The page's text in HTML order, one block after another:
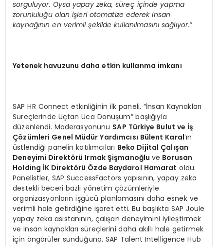
sorguluyor. Oysa yapay zeka, süreç içinde yapma
zorunluluğu olan işleri otomatize ederek insan
kaynağının en verimli şekilde kullanılmasını sağlıyor.”
Yetenek havuzunu daha etkin kullanma imkanı
SAP HR Connect etkinliğinin ilk paneli, “İnsan Kaynakları
Süreçlerinde Uçtan Uca Dönüşüm” başlığıyla
düzenlendi. Moderasyonunu SAP Türkiye Bulut ve İş
Çözümleri Genel Müdür Yardımcısı Bülent Karal’ın
üstlendiği panelin katılımcıları Beko Dijital Çalışan
Deneyimi Direktörü Irmak Şişmanoğluve Borusan
Holding İK Direktörü Özde Baydarol Hamarat oldu.
Panelistler, SAP SuccessFactors yapısının, yapay zeka
destekli beceri bazlı yönetim çözümleriyle
organizasyonların işgücü planlamasını daha esnek ve
verimli hale getirdiğine işaret etti. Bu başlıkta SAP Joule
yapay zeka asistanının, çalışan deneyimini iyileştirmek
ve insan kaynakları süreçlerini daha akıllı hale getirmek
için öngörüler sunduğuna, SAP Talent Intelligence Hub